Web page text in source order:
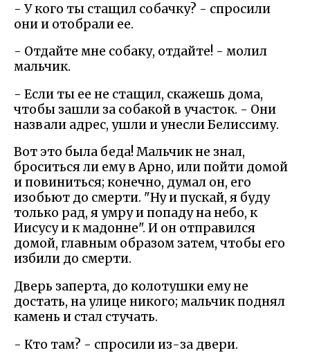
- У кого ты стащил собачку? - спросили
они и отобрали ее.
- Отдайте мне собаку, отдайте! - молил
мальчик.
- Если ты ее не стащил, скажешь дома,
чтобы зашли за собакой в участок. - Они
назвали адрес, ушли и унесли Белиссиму.
Вот это была беда! Мальчик не знал,
броситься ли ему в Арно, или пойти домой
и повиниться; конечно, думал он, его
изобьют до смерти. "Ну и пускай, я буду
только рад, я умру и попаду на небо, к
Иисусу и к мадонне". И он отправился
домой, главным образом затем, чтобы его
избили до смерти.
Дверь заперта, до колотушки ему не
достать, на улице никого; мальчик поднял
камень и стал стучать.
- Кто там? - спросили из-за двери.